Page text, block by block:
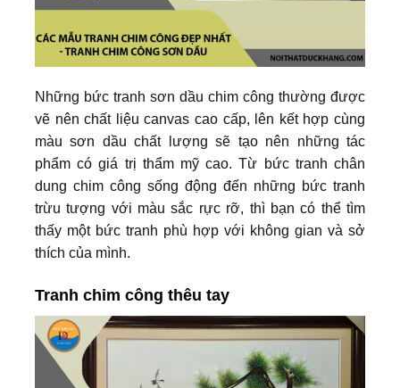
Những bức tranh sơn dầu chim công thường được
vẽ nên chất liệu canvas cao cấp, lên kết hợp cùng
màu sơn dầu chất lượng sẽ tạo nên những tác
phẩm có giá trị thẩm mỹ cao. Từ bức tranh chân
dung chim công sống động đến những bức tranh
trừu tượng với màu sắc rực rỡ, thì bạn có thể tìm
thấy một bức tranh phù hợp với không gian và sở
thích của mình.
Tranh chim công thêu tay